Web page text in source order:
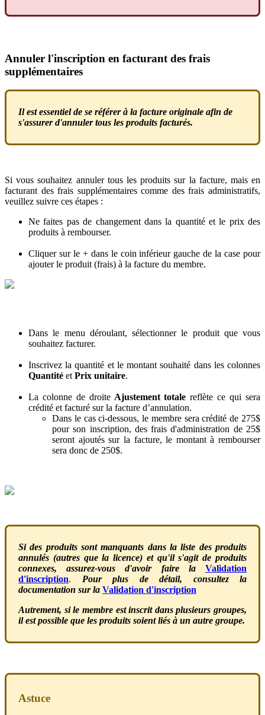
Annuler l'inscription en facturant des frais
supplémentaires
Il est essentiel de se référer à la facture originale afin de
s'assurer d'annuler tous les produits facturés.
Si vous souhaitez annuler tous les produits sur la facture, mais en
facturant des frais supplémentaires comme des frais administratifs,
veuillez suivre ces étapes :
Ne faites pas de changement dans la quantité et le prix des
produits à rembourser.
Cliquer sur le + dans le coin inférieur gauche de la case pour
ajouter le produit (frais) à la facture du membre.
Dans le menu déroulant, sélectionner le produit que vous
souhaitez facturer.
Inscrivez la quantité et le montant souhaité dans les colonnes
Quantité et Prix unitaire.
La colonne de droite Ajustement totale reflète ce qui sera
crédité et facturé sur la facture d’annulation.
Dans le cas ci-dessous, le membre sera crédité de 275$
pour son inscription, des frais d'administration de 25$
seront ajoutés sur la facture, le montant à rembourser
sera donc de 250$.
Si des produits sont manquants dans la liste des produits
annulés (autres que la licence) et qu'il s'agit de produits
connexes, assurez-vous d'avoir faire la
Validation
d'inscription. Pour plus de détail, consultez
la
documentation sur la Validation d'inscription
Autrement, si le membre est inscrit dans plusieurs groupes,
il est possible que les produits soient liés à un autre groupe.
Astuce